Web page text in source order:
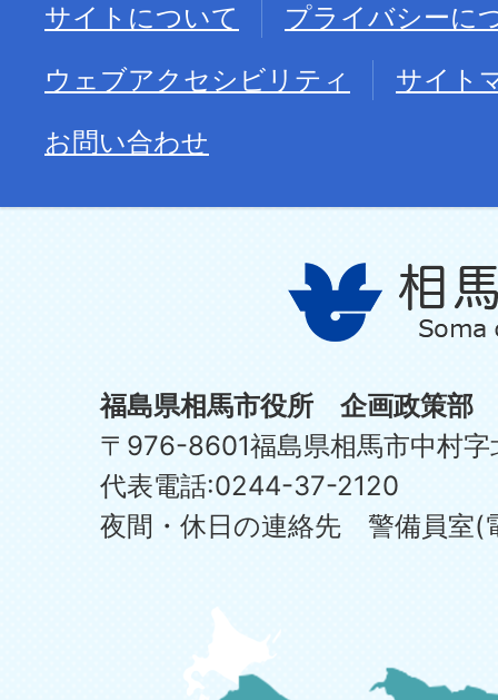
サイトについて
プライバシーに
ウェブアクセシビリティ
サイト
お問い合わせ
福島県相馬市役所 企画政策部
〒976-8601福島県相馬市中村
代表電話:0244-37-2120
夜間・休日の連絡先 警備員室